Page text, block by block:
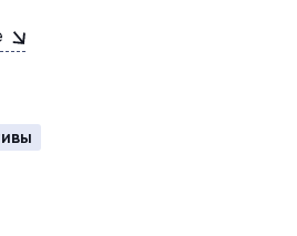
и полировки.
товаров.
комната.